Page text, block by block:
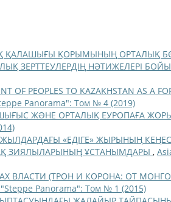
ҚАЛАШЫҒЫ ҚОРЫМЫНЫҢ ОРТАЛЫҚ
ЗЕРТТЕУЛЕРДІҢ НӘТИЖЕЛЕРІ
OF PEOPLES TO KAZAKHSTAN AS A
Panorama": Том № 4 (2019)
ЖƏНЕ ОРТАЛЫҚ ЕУРОПАҒА
ЖЫЛДАРДАҒЫ «ЕДІГЕ» ЖЫРЫНЫҢ
ЗИЯЛЫЛАРЫНЫҢ ҰСТАНЫМДАРЫ ,
ВЛАСТИ (ТРОН И КОРОНА: ОТ
Panorama": Том № 1 (2015)